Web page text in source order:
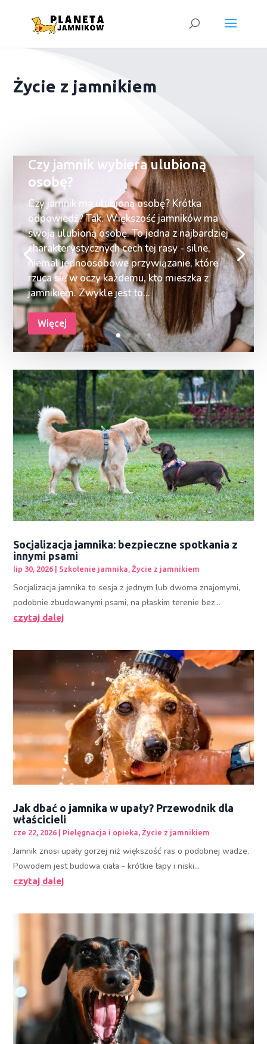
Życie z jamnikiem
Czy jamnik wybiera ulubioną
osobę?
Czy jamnik ma ulubioną osobę? Krótka
odpowiedź? Tak. Większość jamników ma
swoją ulubioną osobę. To jedna z najbardziej
charakterystycznych cech tej rasy - silne,
niemal jednoosobowe przywiązanie, które
rzuca się w oczy każdemu, kto mieszka z
jamnikiem. Zwykle jest to...
Więcej
Socjalizacja jamnika: bezpieczne spotkania z
innymi psami
lip 30, 2026 | Szkolenie jamnika ,Życie z jamnikiem
Socjalizacja jamnika to sesja z jednym lub dwoma znajomymi,
podobnie zbudowanymi psami, na płaskim terenie bez...
czytaj dalej
Jak dbać o jamnika w upały? Przewodnik dla
właścicieli
cze 22, 2026 Pielęgnacja i opieka,Życie z jamnikiem
Jamnik znosi upały gorzej niż większość ras o podobnej wadze.
Powodem jest budowa ciała - krótkie łapy i niski...
czytaj dalej